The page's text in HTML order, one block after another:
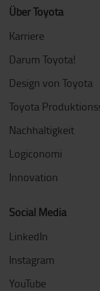
Über Toyota
Karriere
Darum Toyota!
Design von Toyota
Toyota
Nachhaltigkeit
Logiconomi
Innovation
Social Media
LinkedIn
Instagram
YouTube